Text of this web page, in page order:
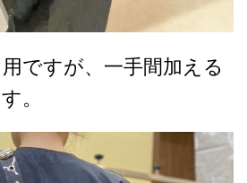
ですが、一手間加える
。